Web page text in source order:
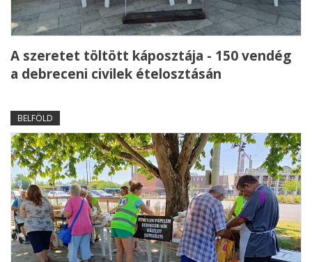
A szeretet töltött káposztája - 150 vendég
a debreceni civilek ételosztásán
BELFÖLD